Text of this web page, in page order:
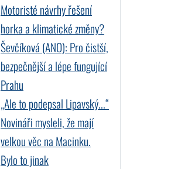
Motoristé návrhy řešení
horka a klimatické změny?
Ševčíková (ANO): Pro čistší,
bezpečnější a lépe fungující
Prahu
„Ale to podepsal Lipavský...“
Novináři mysleli, že mají
velkou věc na Macinku.
Bylo to jinak